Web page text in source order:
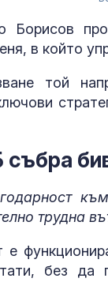
в който
той
трудна
без да